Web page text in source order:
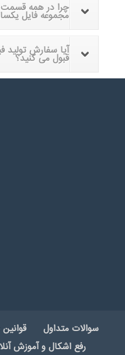
چرا در همه
مجموعه فایل
آیا سفارش
قبول می کنید؟
سوالات متداول
رفع اشکال و آموزش